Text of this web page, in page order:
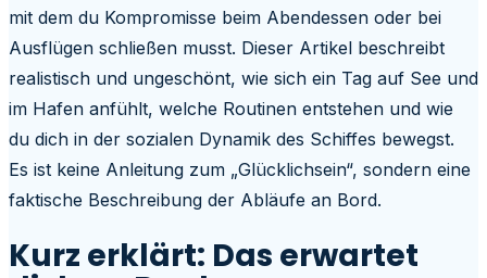
mit dem du Kompromisse beim Abendessen oder bei
Ausflügen schließen musst. Dieser Artikel beschreibt
realistisch und ungeschönt, wie sich ein Tag auf See und
im Hafen anfühlt, welche Routinen entstehen und wie
du dich in der sozialen Dynamik des Schiffes bewegst.
Es ist keine Anleitung zum „Glücklichsein“, sondern eine
faktische Beschreibung der Abläufe an Bord.
Kurz erklärt: Das erwartet